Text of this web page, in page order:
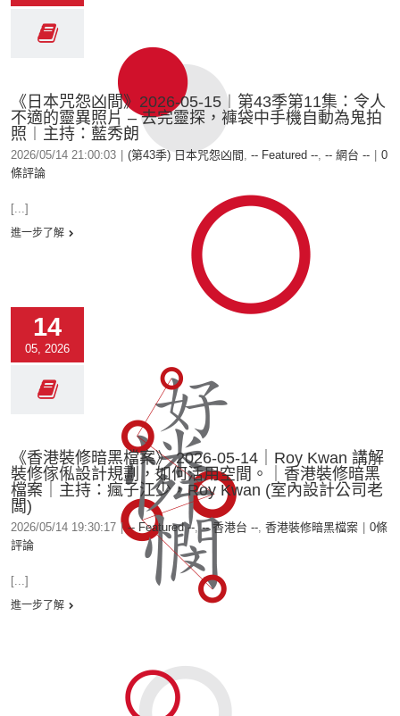
《日本咒怨凶間》2026-05-15︱第43季第11集：令人
不適的靈異照片 – 去完靈探，褲袋中手機自動為鬼拍
照︱主持：藍秀朗
2026/05/14 21:00:03 (第43季) 日本咒怨凶間 , -- Featured --, -- 網台 --
0
條評論
[...]
進一步了解
14
05, 2026
《香港裝修暗黑檔案》 2026-05-14｜Roy Kwan 講解
裝修傢俬設計規劃，如何活用空間。｜香港裝修暗黑
檔案｜主持：瘋子江少，Roy Kwan (室內設計公司老
闆)
2026/05/14 19:30:17 | -- Featured --,-- 香港台 --, 香港裝修暗黑檔案
0條
評論
[...]
進一步了解